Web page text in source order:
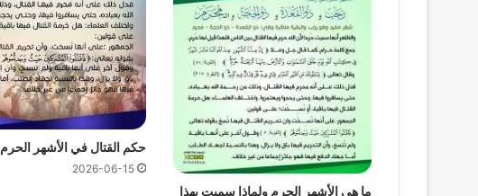
ما هي الأشهر الحرم ولماذا سميت بهذا
حكم القتال في الأشهر الحرم
2026-06-15